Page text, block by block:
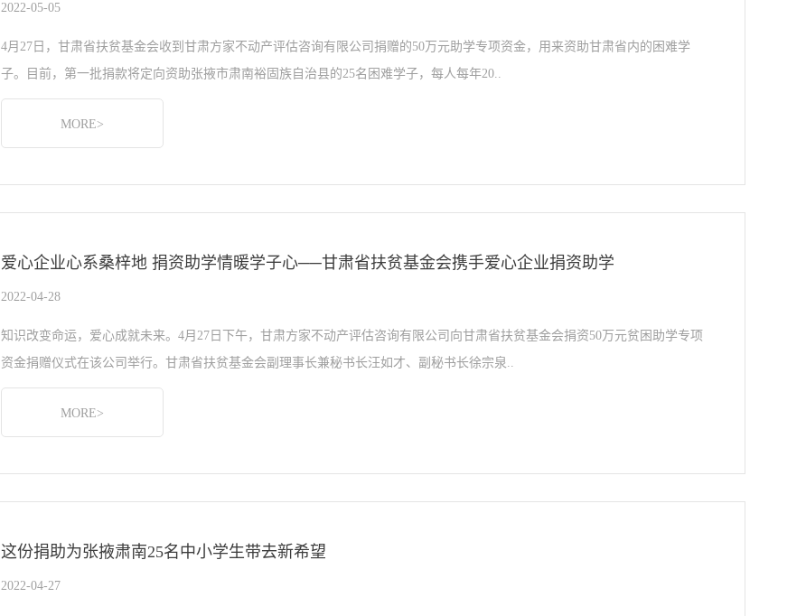
2022-05-05
4月27日，甘肃省扶贫基金会收到甘肃方家不动产评估咨询有限公司捐赠的50万元助学专项资金，用来资助甘肃省内的困难学
子。目前，第一批捐款将定向资助张掖市肃南裕固族自治县的25名困难学子，每人每年20..
MORE>
爱心企业心系桑梓地 捐资助学情暖学子心──甘肃省扶贫基金会携手爱心企业捐资助学
2022-04-28
知识改变命运，爱心成就未来。4月27日下午，甘肃方家不动产评估咨询有限公司向甘肃省扶贫基金会捐资50万元贫困助学专项
资金捐赠仪式在该公司举行。甘肃省扶贫基金会副理事长兼秘书长汪如才、副秘书长徐宗泉..
MORE>
这份捐助为张掖肃南25名中小学生带去新希望
2022-04-27